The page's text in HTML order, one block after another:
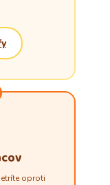
oproti